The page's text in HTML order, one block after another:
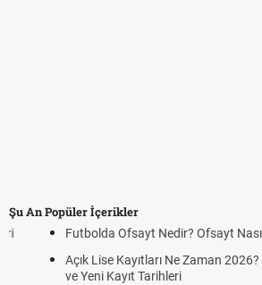
Şu An Popüler İçerikler
Futbolda Ofsayt Nedir? Ofsayt Nasıl ve
Açık Lise Kayıtları Ne Zaman 2026? AÖL
ve Yeni Kayıt Tarihleri